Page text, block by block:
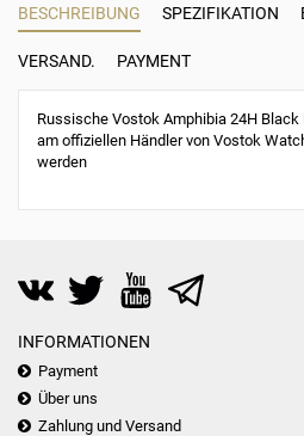
BESCHREIBUNG SPEZIFIKATION
VERSAND. PAYMENT
Russische Vostok Amphibia 24H Black
am offiziellen Händler von Vostok
werden
INFORMATIONEN
Payment
Über uns
Zahlung und Versand